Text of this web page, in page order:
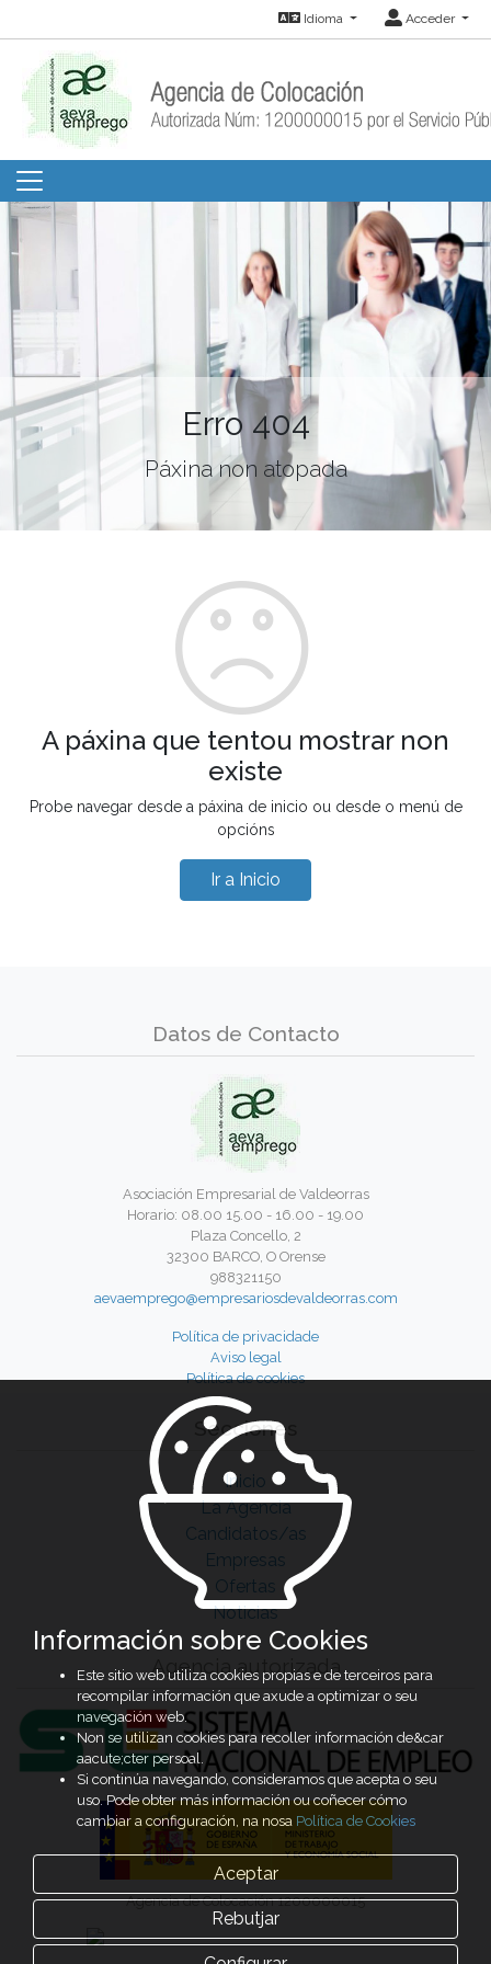
Idioma Acceder
Erro 404
Páxina non atopada
A páxina que tentou mostrar non
existe
Probe navegar desde a páxina de inicio ou desde o menú de
opcións
Ir a Inicio
Datos de Contacto
Asociación Empresarial de Valdeorras
Horario: 08.00 15.00 - 16.00 - 19.00
Plaza Concello, 2
32300 BARCO, O Orense
988321150
aevaemprego@empresariosdevaldeorras.com
Política de privacidade
Aviso legal
Política de cookies
Secciones
Inicio
La Agencia
Candidatos/as
Empresas
Ofertas
Noticias
Agencia autorizada
Agencia de Colocación 1200000015
Información sobre Cookies
Este sitio web utiliza cookies propias e de terceiros para
recompilar información que axude a optimizar o seu
navegación web.
Non se utilizan cookies para recoller información de&car
aacute;cter persoal.
Si continúa navegando, consideramos que acepta o seu
uso. Pode obter más información ou coñecer cómo
cambiar a configuración, na nosa Política de Cookies
Aceptar
Rebutjar